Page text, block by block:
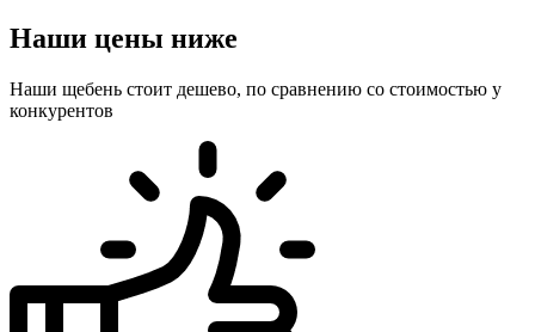
Наши цены ниже
Наши щебень стоит дешево, по сравнению со стоимостью у
конкурентов